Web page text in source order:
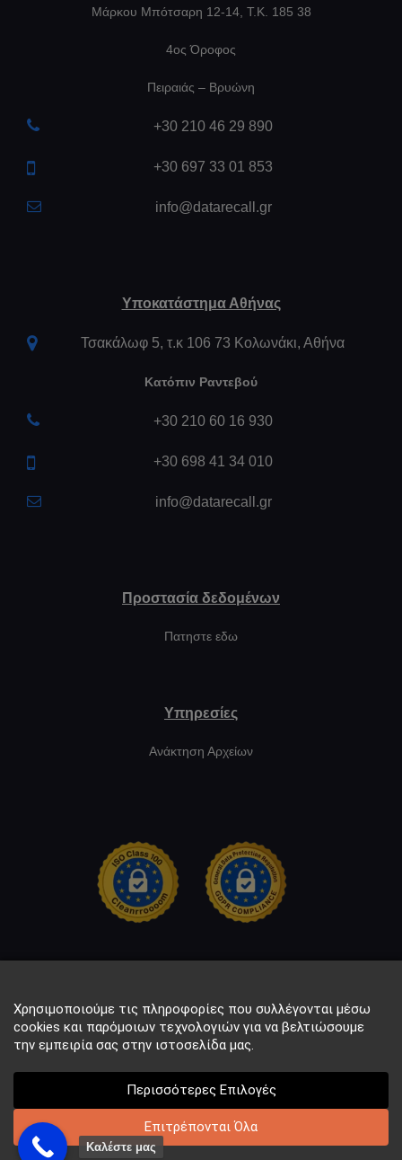
Μάρκου Μπότσαρη 12-14, Τ.Κ. 185 38
4ος Όροφος
Πειραιάς – Βρυώνη
+30 210 46 29 890
+30 697 33 01 853
info@datarecall.gr
Υποκατάστημα Αθήνας
Τσακάλωφ 5, τ.κ 106 73 Κολωνάκι, Αθήνα
Κατόπιν Ραντεβού
+30 210 60 16 930
+30 698 41 34 010
info@datarecall.gr
Προστασία δεδομένων
Πατηστε εδω
Υπηρεσίες
Ανάκτηση Αρχείων
Copyright © 2021 DataRecall. All rights reserved.
Powered by Seo Marketer
Χρησιμοποιούμε τις πληροφορίες που συλλέγονται μέσω
cookies και παρόμοιων τεχνολογιών για να βελτιώσουμε
την εμπειρία σας στην ιστοσελίδα μας.
Περισσότερες Επιλογές
Επιτρέπονται Όλα
Καλέστε μας